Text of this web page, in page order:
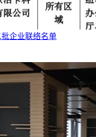
企业联络名单